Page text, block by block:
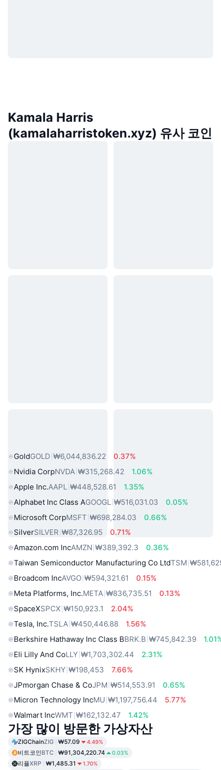
Kamala Harris
(kamalaharristoken.xyz) 유사 코인
GoldGOLD ₩6,044,836.22
0.37%
Nvidia CorpNVDA ₩315,268.42
1.06%
Apple Inc.AAPL ₩448,528.61
1.35%
Alphabet Inc Class AGOOGL ₩516,031.03
0.05%
Microsoft CorpMSFT ₩698,284.03
0.66%
SilverSILVER ₩87,326.95
0.71%
Amazon.com IncAMZN ₩389,392.3
0.36%
Taiwan Semiconductor Manufacturing Co LtdTSM
Broadcom IncAVGO ₩594,321.61
0.15%
Meta Platforms, Inc.META ₩836,735.51
0.13%
SpaceXSPCX ₩150,923.1
2.04%
Tesla, Inc.TSLA ₩450,446.88
1.56%
Berkshire Hathaway Inc Class BBRK.B ₩745,842.39
Eli Lilly And CoLLY ₩1,703,302.44
2.31%
SK HynixSKHY ₩198,453
7.66%
JPmorgan Chase & CoJPM ₩514,553.91
0.65%
Micron Technology IncMU ₩1,197,756.44
5.77%
Walmart IncWMT ₩162,132.47 1.42%
가장 많이 방문한 가상자산
ZIGChainZIG ₩57.09 4.49%
비트코인BTC ₩91,304,220.74 0.03%
리플XRP ₩1,485.31 1.70%